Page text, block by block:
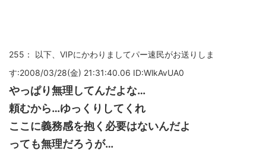
255： 以下、VIPにかわりましてパー速民がお送りしま
す:2008/03/28(金) 21:31:40.06 ID:WlkAvUA0
やっぱり無理してんだよな…
頼むから…ゆっくりしてくれ
ここに義務感を抱く必要はないんだよ
っても無理だろうが…